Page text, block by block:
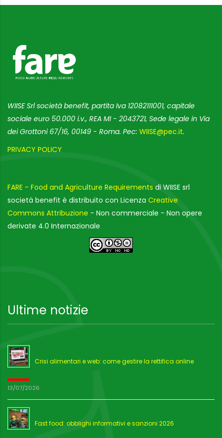
WIISE Srl società benefit, partita Iva 12082111001, capitale
sociale euro 50.000 i.v., REA MI - 2043721, Sede legale in Via
dei Grottoni 67/16, 00149 - Roma. Pec: WIISE@pec.it.
PRIVACY POLICY
FARE - Food and Agriculture Requirements di WIISE srl
società benefit è distribuito con Licenza Creative
Commons Attribuzione - Non commerciale - Non opere
derivate 4.0 Internazionale
Ultime notizie
Crisi alimentari e web: come gestire la rettifica online
13/07/2026
Fast food: obblighi informativi e sanzioni 2026